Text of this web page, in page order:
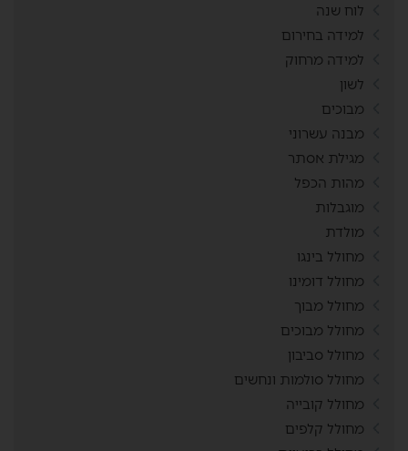
לוח שנה
למידה בחירום
למידה מרחוק
לשון
מבוכים
מבנה עשרוני
מגילת אסתר
מהות הכפל
מוגבלות
מולדת
מחולל בינגו
מחולל דומינו
מחולל מבוך
מחולל מבוכים
מחולל סביבון
מחולל סולמות ונחשים
מחולל קובייה
מחולל קלפים